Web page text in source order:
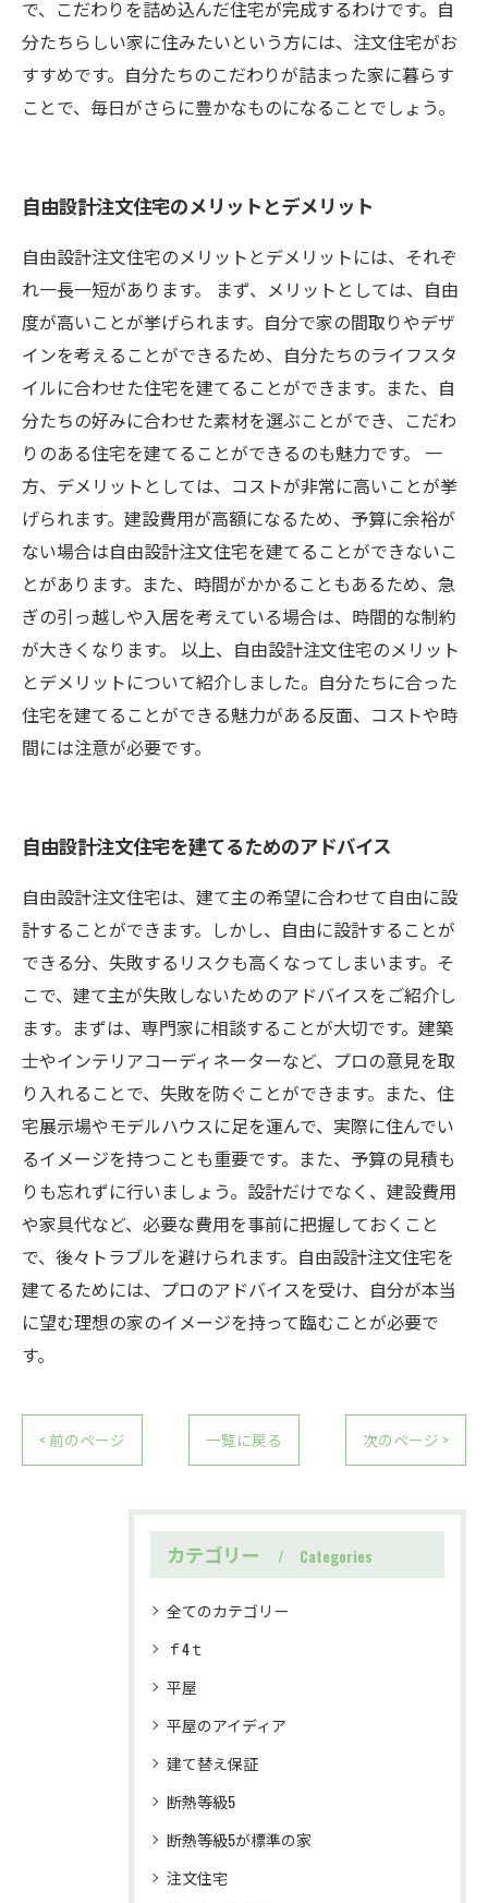
で、こだわりを詰め込んだ住宅が完成するわけです。自
分たちらしい家に住みたいという方には、注文住宅がお
すすめです。自分たちのこだわりが詰まった家に暮らす
ことで、毎日がさらに豊かなものになることでしょう。
自由設計注文住宅のメリットとデメリット
自由設計注文住宅のメリットとデメリットには、それぞ
れ一長一短があります。 まず、メリットとしては、自由
度が高いことが挙げられます。自分で家の間取りやデザ
インを考えることができるため、自分たちのライフスタ
イルに合わせた住宅を建てることができます。また、自
分たちの好みに合わせた素材を選ぶことができ、こだわ
りのある住宅を建てることができるのも魅力です。 一
方、デメリットとしては、コストが非常に高いことが挙
げられます。建設費用が高額になるため、予算に余裕が
ない場合は自由設計注文住宅を建てることができないこ
とがあります。また、時間がかかることもあるため、急
ぎの引っ越しや入居を考えている場合は、時間的な制約
が大きくなります。 以上、自由設計注文住宅のメリット
とデメリットについて紹介しました。自分たちに合った
住宅を建てることができる魅力がある反面、コストや時
間には注意が必要です。
自由設計注文住宅を建てるためのアドバイス
自由設計注文住宅は、建て主の希望に合わせて自由に設
計することができます。しかし、自由に設計することが
できる分、失敗するリスクも高くなってしまいます。そ
こで、建て主が失敗しないためのアドバイスをご紹介し
ます。まずは、専門家に相談することが大切です。建築
士やインテリアコーディネーターなど、プロの意見を取
り入れることで、失敗を防ぐことができます。また、住
宅展示場やモデルハウスに足を運んで、実際に住んでい
るイメージを持つことも重要です。また、予算の見積も
りも忘れずに行いましょう。設計だけでなく、建設費用
や家具代など、必要な費用を事前に把握しておくこと
で、後々トラブルを避けられます。自由設計注文住宅を
建てるためには、プロのアドバイスを受け、自分が本当
に望む理想の家のイメージを持って臨むことが必要で
す。
< 前のページ 一覧に戻る 次のページ >
カテゴリー Categories
全てのカテゴリー
ｆ4ｔ
平屋
平屋のアイディア
建て替え保証
断熱等級5
断熱等級5が標準の家
注文住宅